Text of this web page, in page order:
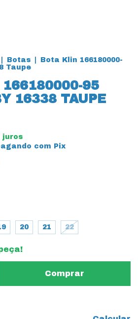
Botas
Bota Klin 166180000-
Taupe
166180000-95
16338 TAUPE
juros
com Pix
20 21 22